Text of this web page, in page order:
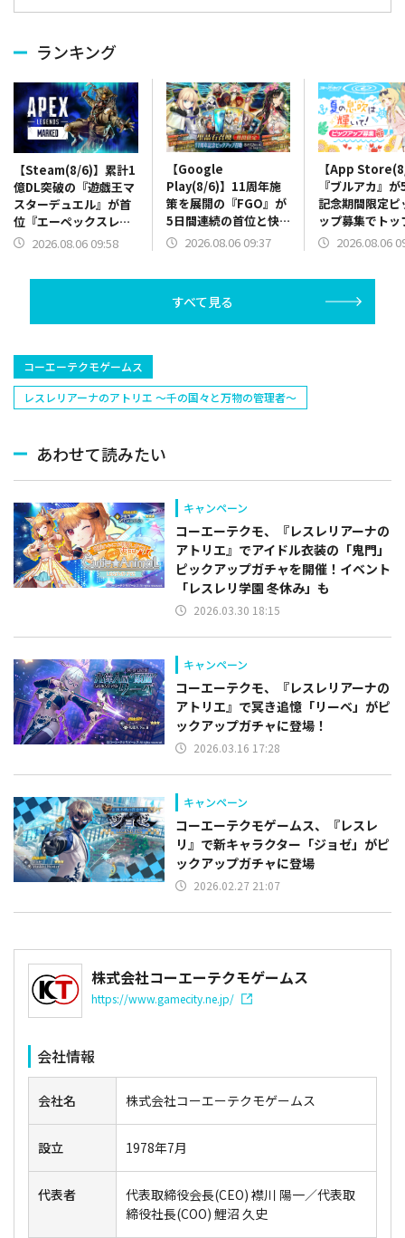
ランキング
【Steam(8/6)】累計1
億DL突破の『遊戯王マ
スターデュエル』が首
位『エーペックスレジ
ェンズ』に迫る 『七
2026.08.06 09:58
【Google
Play(8/6)】11周年施
策を展開の『FGO』が
5日間連続の首位と快
走 200万ダウンロー
2026.08.06 09:37
【App
『ブルアカ』
記念期間限定ピ
ップ募集でトッ
り 『スターレ
2026.08.06
すべて見る
コーエーテクモゲームス
レスレリアーナのアトリエ ～千の国々と万物の管理者～
あわせて読みたい
キャンペーン
コーエーテクモ、『レスレリアーナの
アトリエ』でアイドル衣装の「鬼門」
ピックアップガチャを開催！イベント
「レスレリ学園 冬休み」も
2026.03.30 18:15
キャンペーン
コーエーテクモ、『レスレリアーナの
アトリエ』で冥き追憶「リーベ」がピ
ックアップガチャに登場！
2026.03.16 17:28
キャンペーン
コーエーテクモゲームス、『レスレ
リ』で新キャラクター「ジョゼ」がピ
ックアップガチャに登場
2026.02.27 21:07
株式会社コーエーテクモゲームス
https://www.gamecity.ne.jp/
会社情報
会社名 株式会社コーエーテクモゲームス
設立 1978年7月
代表者
代表取締役会長(CEO) 襟川 陽一／代表取
締役社長(COO) 鯉沼 久史